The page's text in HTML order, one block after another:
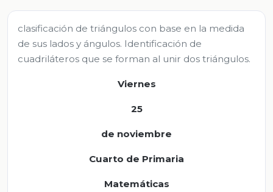
clasificación de triángulos con base en la medida
de sus lados y ángulos. Identificación de
cuadriláteros que se forman al unir dos triángulos.
Viernes
25
de noviembre
Cuarto de Primaria
Matemáticas